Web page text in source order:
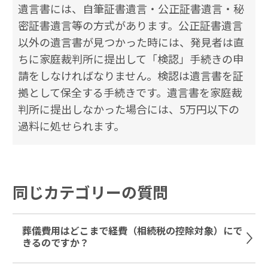
遺言書には、自筆証書遺言・公正証書遺言・秘
密証書遺言等の方式があります。公正証書遺言
以外の遺言書が見つかった時には、発見者は直
ちに家庭裁判所に提出して「検認」手続きの申
請をしなければなりません。検認は遺言書を証
拠として保全する手続きです。遺言書を家庭裁
判所に提出しなかった場合には、5万円以下の
過料に処せられます。
同じカテゴリーの質問
葬儀費用はどこまで経費（相続税の控除対象）にで
きるのですか？